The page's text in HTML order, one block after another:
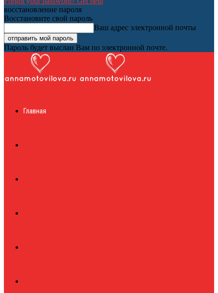
восстановление пароля
Восстановите свой пароль
Ваш адрес электронной почты
Пароль будет выслан Вам по электронной почте.
журналГлавная